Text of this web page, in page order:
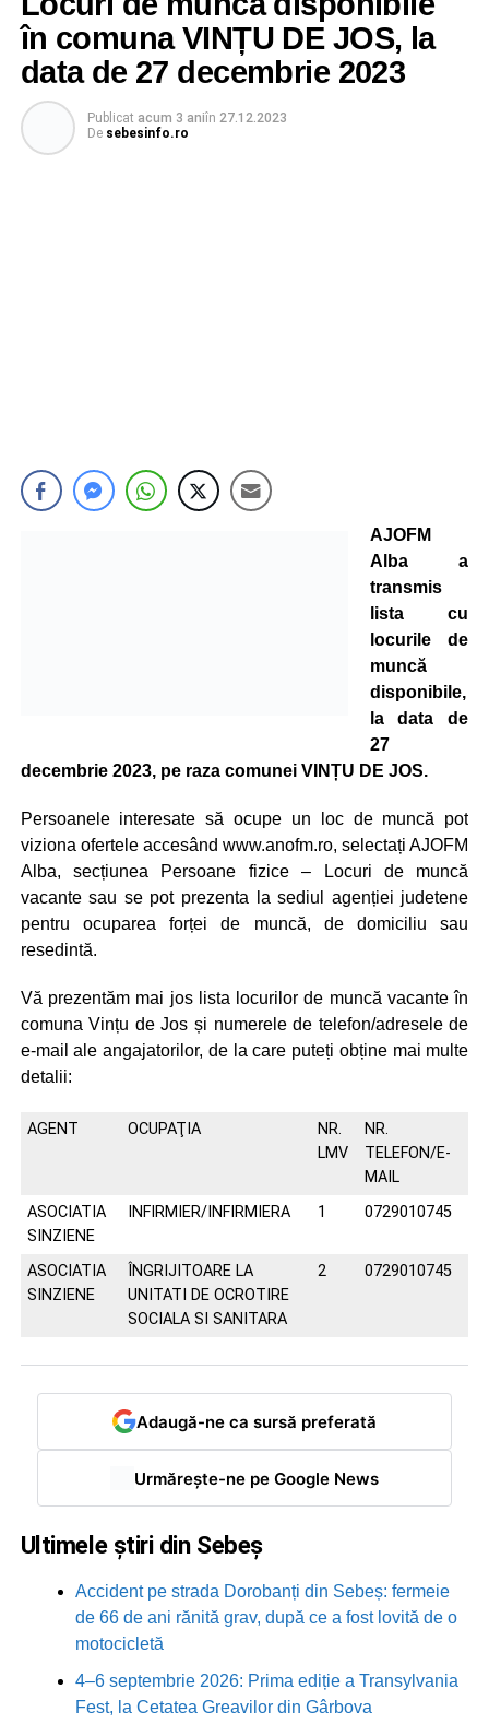
în comuna VINȚU DE JOS, la
data de 27 decembrie 2023
Publicat acum 3 aniîn 27.12.2023
De sebesinfo.ro
AJOFM
Alba a
transmis
lista cu
locurile de
muncă
disponibile,
la data de
27
decembrie 2023, pe raza comunei VINȚU DE JOS.
Persoanele interesate să ocupe un loc de muncă pot
viziona ofertele accesând www.anofm.ro, selectați AJOFM
Alba, secțiunea Persoane fizice – Locuri de muncă
vacante sau se pot prezenta la sediul agenției judetene
pentru ocuparea forței de muncă, de domiciliu sau
resedintă.
Vă prezentăm mai jos lista locurilor de muncă vacante în
comuna Vințu de Jos și numerele de telefon/adresele de
e-mail ale angajatorilor, de la care puteți obține mai multe
detalii:
AGENT OCUPAŢIA
NR.
LMV
NR.
TELEFON/E-
MAIL
ASOCIATIA
SINZIENE
INFIRMIER/INFIRMIERA 1 0729010745
ASOCIATIA
SINZIENE
ÎNGRIJITOARE LA
UNITATI DE OCROTIRE
SOCIALA SI SANITARA
2 0729010745
Adaugă-ne ca sursă preferată
Urmărește-ne pe Google News
Ultimele știri din Sebeș
Accident pe strada Dorobanți din Sebeș: fermeie
de 66 de ani rănită grav, după ce a fost lovită de o
motocicletă
4–6 septembrie 2026: Prima ediție a Transylvania
Fest, la Cetatea Greavilor din Gârbova